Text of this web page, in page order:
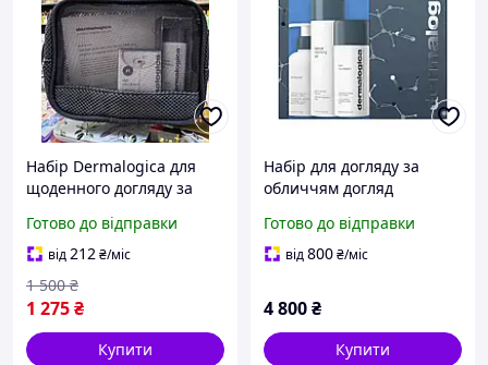
Набір Dermalogica для
щоденного догляду за
Готово до відправки
від212₴/міс
1 275₴
1 500 ₴
Купити
Набір для догляду за
обличчям догляд
шкіри Dermalogica Best
Cleanse Glow
Готово до відправки
від800₴/міс
4 800₴
Купити